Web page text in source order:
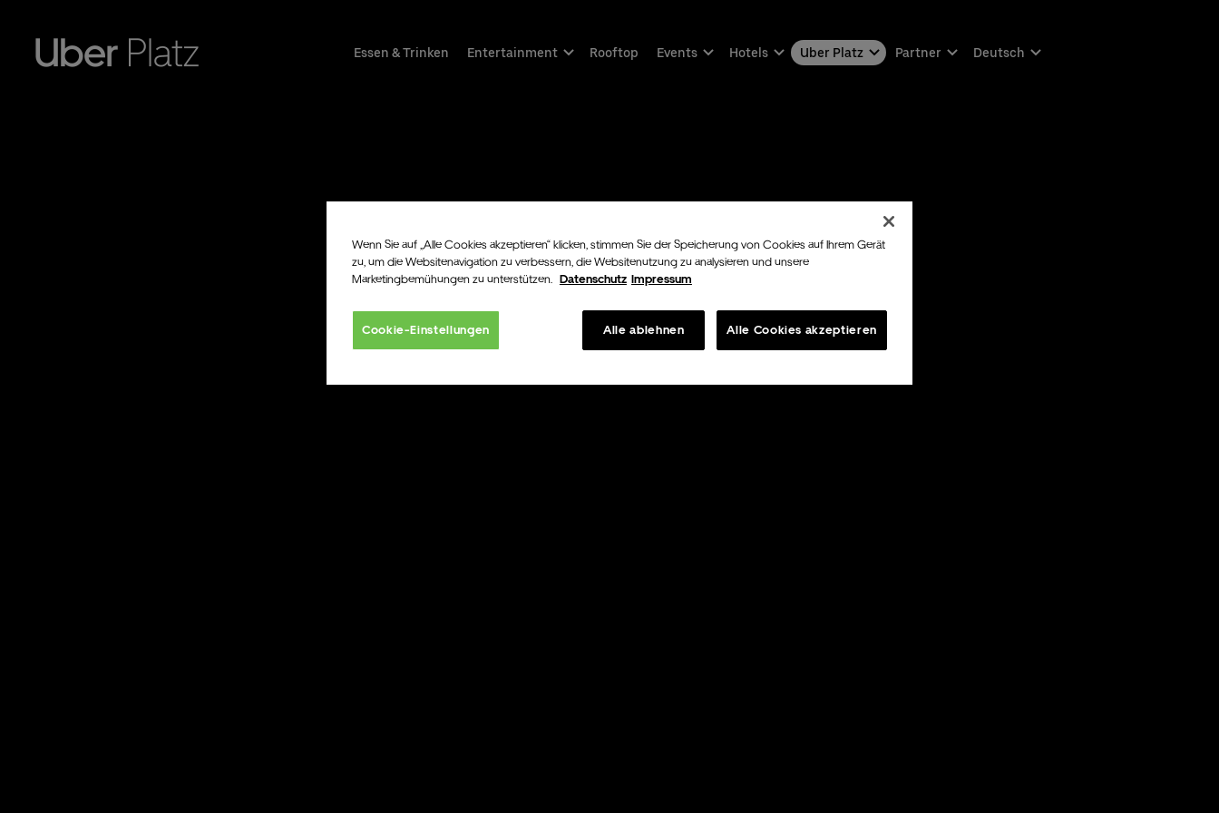
Essen & Trinken Entertainment Rooftop Events Hotels Uber Platz Partner Deutsch
Wenn Sie auf „Alle Cookies akzeptieren“ klicken, stimmen Sie der Speicherung von Cookies auf Ihrem Gerät
zu, um die Websitenavigation zu verbessern, die Websitenutzung zu analysieren und unsere
Marketingbemühungen zu unterstützen.
Datenschutz Impressum
Cookie-Einstellungen Alle ablehnen Alle Cookies akzeptieren